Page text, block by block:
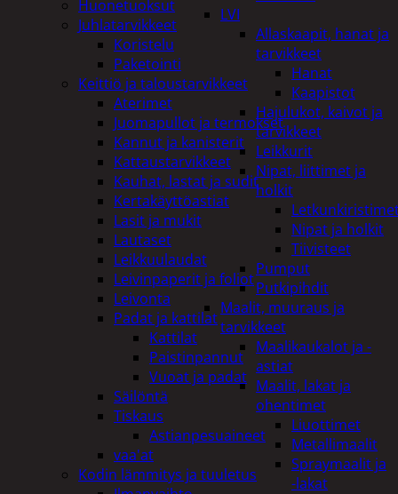
LVI
Allaskaapit, hanat ja
tarvikkeet
Hanat
Kaapistot
Hajulukot, kaivot ja
tarvikkeet
Leikkurit
Nipat, liittimet ja
holkit
Nipat ja holkit
Tiivisteet
Pumput
Putkipihdit
Maalit, muuraus ja
tarvikkeet
Maalikaukalot ja -
astiat
Maalit, lakat ja
ohentimet
Liuottimet
Metallimaalit
Spraymaalit ja
-lakat
Huonetuoksut
Juhlatarvikkeet
Koristelu
Paketointi
Keittiö ja taloustarvikkeet
Aterimet
Juomapullot ja termokset
Kannut ja kanisterit
Kattaustarvikkeet
Kauhat, lastat ja sudit
Kertakäyttöastiat
Lasit ja mukit
Lautaset
Leikkuulaudat
Leivinpaperit ja foliot
Leivonta
Padat ja kattilat
Kattilat
Paistinpannut
Vuoat ja padat
Säilöntä
Tiskaus
Astianpesuaineet
vaa'at
Kodin lämmitys ja tuuletus